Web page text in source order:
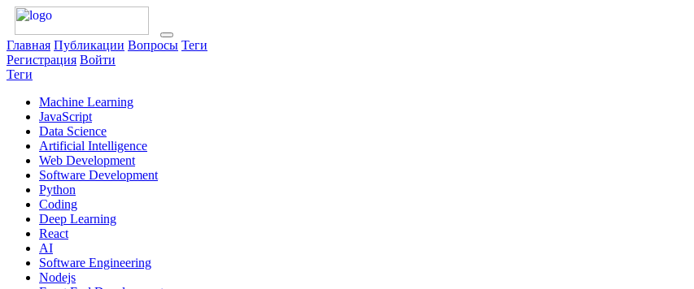
Главная Публикации Вопросы Теги
Регистрация Войти
Теги
Machine Learning
JavaScript
Data Science
Artificial Intelligence
Web Development
Software Development
Python
Coding
Deep Learning
React
AI
Software Engineering
Nodejs